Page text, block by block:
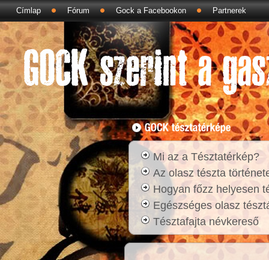
Címlap Fórum Gock a Facebookon Partnerek
Mi az a Tésztatérkép?
Az olasz tészta
Hogyan főzz helyesen
Egészséges olasz
Tésztafajta névkereső